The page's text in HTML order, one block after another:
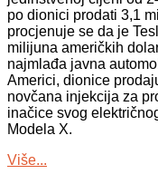
po dionici prodati 3,1
procjenuje se da je
milijuna američkih
najmlađa javna
Americi, dionice
novčana injekcija za
inačice svog
Modela X.
Više...